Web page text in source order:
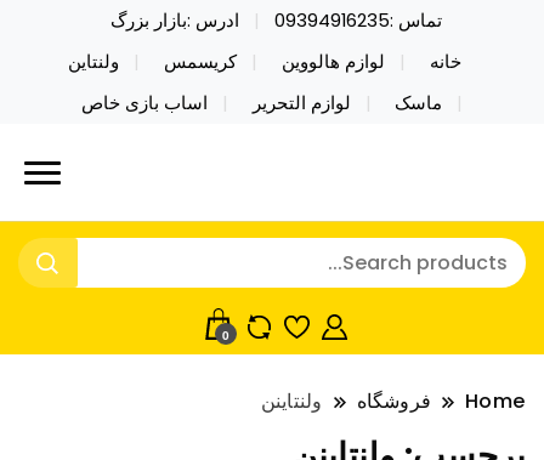
تماس :09394916235
ادرس :بازار بزرگ
خانه
لوازم هالووین کریسمس
ولنتاین
ماسک
لوازم التحریر اساب بازی خاص
نایکر توی فروش عمده لوازم هالووین
ولن تاین کادویی کریسمس اکسسوری
خرید محصولات خاص فیجت اسباب بازی تراول ماگ نایکر
توی فروش عمده لوازم هالووین ولن تاین کادویی
کریسمس اکسسوری ماسک در واردات مستقیم
0
Home فروشگاه ولنتاینن